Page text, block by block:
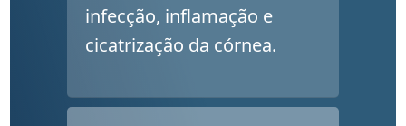
infecção, inflamação e
cicatrização da córnea.